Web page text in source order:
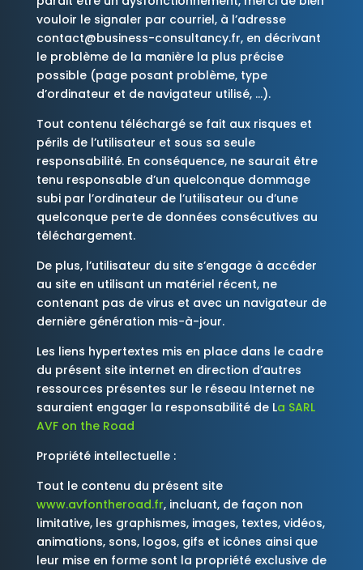
vouloir le signaler par courriel, à l’adresse
contact@business-consultancy.fr, en décrivant
le problème de la manière la plus précise
possible (page posant problème, type
d’ordinateur et de navigateur utilisé, …).
Tout contenu téléchargé se fait aux risques et
périls de l’utilisateur et sous sa seule
responsabilité. En conséquence, ne saurait être
tenu responsable d’un quelconque dommage
subi par l’ordinateur de l’utilisateur ou d’une
quelconque perte de données consécutives au
téléchargement.
De plus, l’utilisateur du site s’engage à accéder
au site en utilisant un matériel récent, ne
contenant pas de virus et avec un navigateur de
dernière génération mis-à-jour.
Les liens hypertextes mis en place dans le cadre
du présent site internet en direction d’autres
ressources présentes sur le réseau Internet ne
sauraient engager la responsabilité de La SARL
AVF on the Road
Propriété intellectuelle :
Tout le contenu du présent site
www.avfontheroad.fr, incluant, de façon non
limitative, les graphismes, images, textes, vidéos,
animations, sons, logos, gifs et icônes ainsi que
leur mise en forme sont la propriété exclusive de